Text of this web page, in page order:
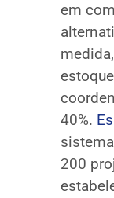
em
40%.
200